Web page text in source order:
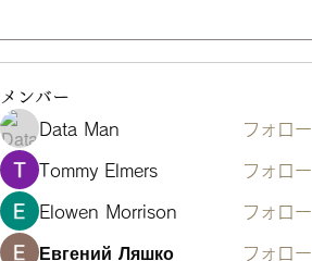
メンバー
Data Man
フォロー
Tommy Elmers フォロー
Elowen Morrison フォロー
Евгений Ляшко フォロー